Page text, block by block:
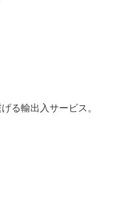
る輸出入サービス。